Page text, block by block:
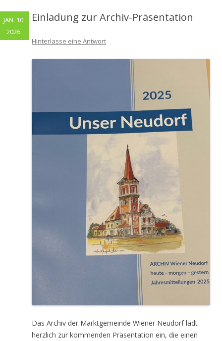
Einladung zur Archiv-Präsentation
Hinterlasse eine Antwort
Das Archiv der Marktgemeinde Wiener Neudorf lädt
herzlich zur kommenden Präsentation ein, die einen
JAN. 10
2026